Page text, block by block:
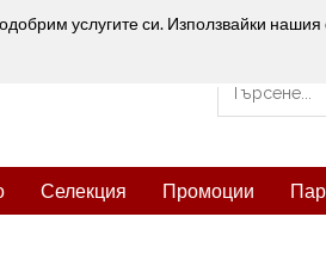
услугите си. Използвайки
Селекция Промоции